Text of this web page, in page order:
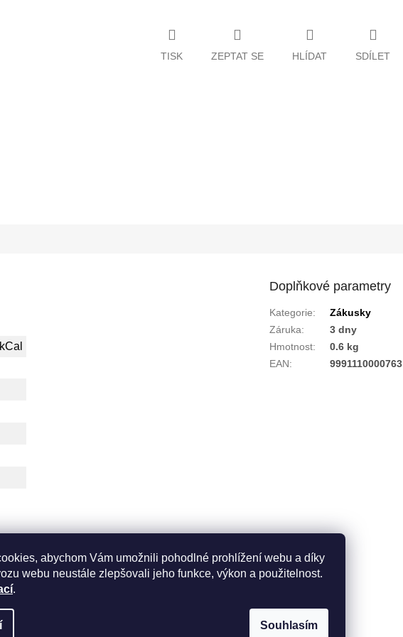
abychom Vám umožnili pohodlné prohlížení webu a díky
webu neustále zlepšovali jeho funkce, výkon a použitelnost.
.
Souhlasím
TISK ZEPTAT SE HLÍDAT SDÍLET
cukr, glukozový sirup, pitná voda, ztužovadla:
punč 7% - cukr, PŠENIČNÁ mouka,
sirup, SOJOVÁ mouka, kypřící látky: E 450, E
sůl, vanilkové a citronové aroma, barvivo E
dřeň, cukr, škrobový sirup, pektin, regulátor
voda, piškoty - slazená VAJEČNÁ
Doplňkové parametry
Kategorie:
Zákusky
Záruka:
3 dny
Hmotnost:
0.6 kg
EAN: 9991110000763